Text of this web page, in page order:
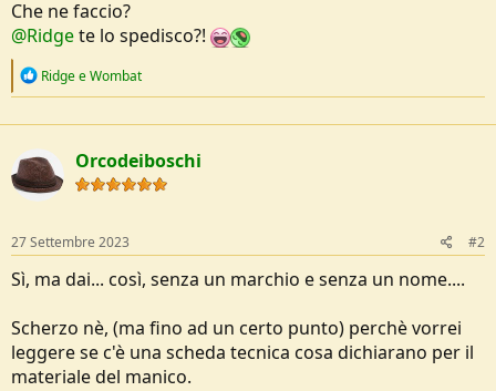
Che ne faccio?
@Ridgete lo spedisco?!
R
c
i
o
n
RidgeeWombat
Orcodeiboschi
27 Settembre 2023 #2
Sì, ma dai... così, senza un marchio e senza un nome....
Scherzo nè, (ma fino ad un certo punto) perchè vorrei
leggere se c'è una scheda tecnica cosa dichiarano per il
materiale del manico.